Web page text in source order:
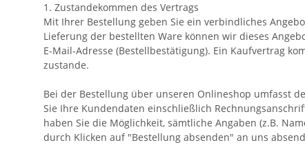
1. Zustandekommen des Vertrags
Mit Ihrer Bestellung geben Sie ein verbindliches
Lieferung der bestellten Ware können wir dieses
E-Mail-Adresse (Bestellbestätigung). Ein Kaufvertrag
zustande.
Bei der Bestellung über unseren Onlineshop umfasst
Sie Ihre Kundendaten einschließlich
haben Sie die Möglichkeit, sämtliche Angaben (z.B.
durch Klicken auf "Bestellung absenden" an uns